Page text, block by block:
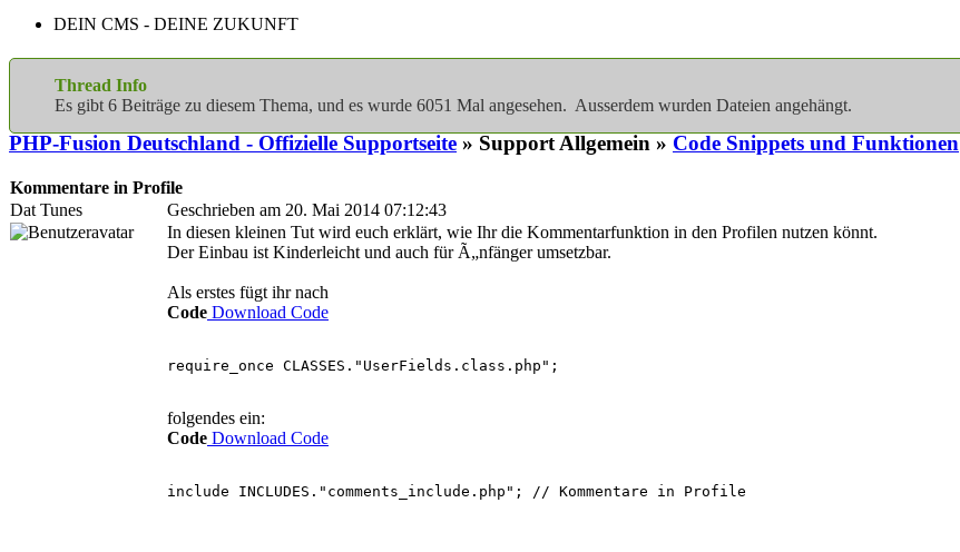
DEIN CMS - DEINE ZUKUNFT
Thread Info
Es gibt 6 Beiträge zu diesem Thema, und es wurde 6051 Mal angesehen. Ausserdem wurden Dateien angehängt.
PHP-Fusion Deutschland - Offizielle Supportseite » Support Allgemein » Code Snippets und Funktionen
Kommentare in Profile
Dat Tunes
Geschrieben am 20. Mai 2014 07:12:43
In diesen kleinen Tut wird euch erklärt, wie Ihr die Kommentarfunktion in den Profilen nutzen könnt.
Der Einbau ist Kinderleicht und auch für Ã„nfänger umsetzbar.
Als erstes fügt ihr nach
Code Download Code
require_once CLASSES."UserFields.class.php";
folgendes ein:
Code Download Code
include INCLUDES."comments_include.php"; // Kommentare in Profile